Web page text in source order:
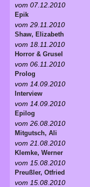
vom 07.12.2010
Epik
vom 29.11.2010
Shaw, Elizabeth
vom 18.11.2010
Horror & Grusel
vom 06.11.2010
Prolog
vom 14.09.2010
Interview
vom 14.09.2010
Epilog
vom 26.08.2010
Mitgutsch, Ali
vom 21.08.2010
Klemke, Werner
vom 15.08.2010
Preußler, Otfried
vom 15.08.2010